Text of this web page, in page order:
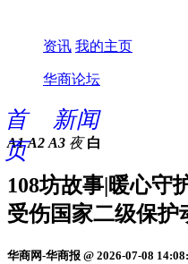
资讯 我的主页
华商论坛
首
页
新闻
A1 A2 A3 夜 白
108坊故事|暖心守
受伤国家二级保护
华商网-华商报 @ 2026-07-08